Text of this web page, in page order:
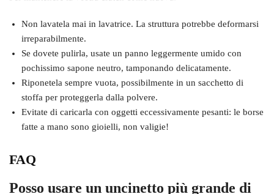
Non lavatela mai in lavatrice. La struttura potrebbe deformarsi
irreparabilmente.
Se dovete pulirla, usate un panno leggermente umido con
pochissimo sapone neutro, tamponando delicatamente.
Riponetela sempre vuota, possibilmente in un sacchetto di
stoffa per proteggerla dalla polvere.
Evitate di caricarla con oggetti eccessivamente pesanti: le borse
fatte a mano sono gioielli, non valigie!
FAQ
Posso usare un uncinetto più grande di